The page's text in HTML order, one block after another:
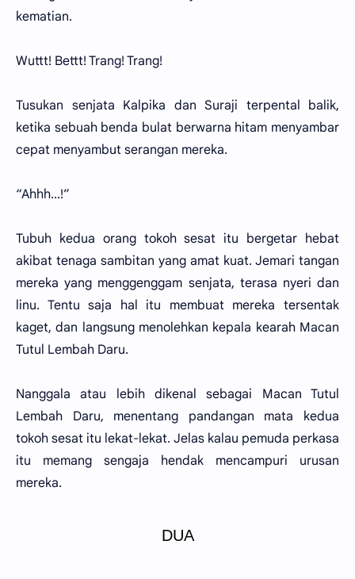
kematian.
Wuttt! Bettt! Trang! Trang!
Tusukan senjata Kalpika dan Suraji terpental balik,
ketika sebuah benda bulat berwarna hitam menyambar
cepat menyambut serangan mereka.
“Ahhh...!”
Tubuh kedua orang tokoh sesat itu bergetar hebat
akibat tenaga sambitan yang amat kuat. Jemari tangan
mereka yang menggenggam senjata, terasa nyeri dan
linu. Tentu saja hal itu membuat mereka tersentak
kaget, dan langsung menolehkan kepala kearah Macan
Tutul Lembah Daru.
Nanggala atau lebih dikenal sebagai Macan Tutul
Lembah Daru, menentang pandangan mata kedua
tokoh sesat itu lekat-lekat. Jelas kalau pemuda perkasa
itu memang sengaja hendak mencampuri urusan
mereka.
DUA